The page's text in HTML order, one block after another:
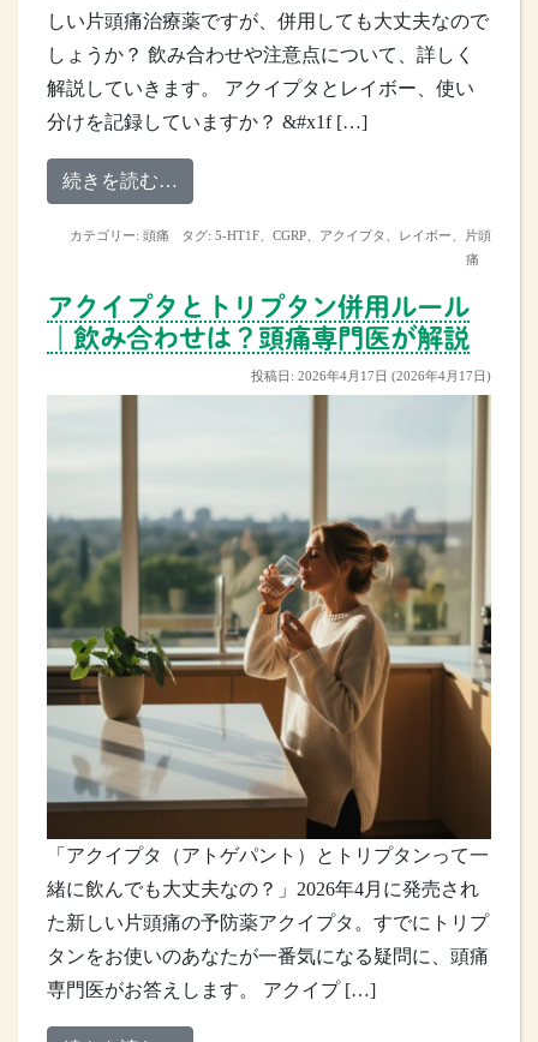
しい片頭痛治療薬ですが、併用しても大丈夫なので
しょうか？ 飲み合わせや注意点について、詳しく
解説していきます。 アクイプタとレイボー、使い
分けを記録していますか？ &#x1f […]
続きを読む…
カテゴリー: 頭痛 タグ: 5-HT1F CGRP アクイプタ レイボー
片頭
痛
アクイプタとトリプタン併用ルール
｜飲み合わせは？頭痛専門医が解説
投稿日: 2026年4月17日 (2026年4月17日)
「アクイプタ（アトゲパント）とトリプタンって一
緒に飲んでも大丈夫なの？」2026年4月に発売され
た新しい片頭痛の予防薬アクイプタ。すでにトリプ
タンをお使いのあなたが一番気になる疑問に、頭痛
専門医がお答えします。 アクイプ […]